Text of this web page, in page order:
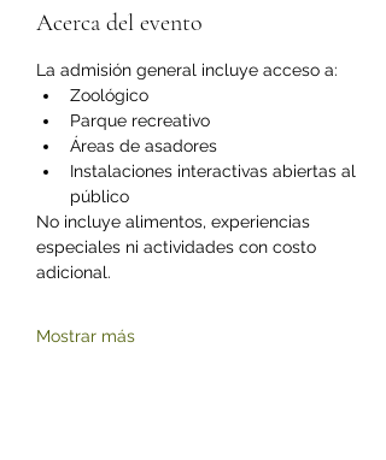
Acerca del evento
La admisión general incluye acceso a:
Zoológico
Parque recreativo
Áreas de asadores
Instalaciones interactivas abiertas al
público
No incluye alimentos, experiencias
especiales ni actividades con costo
adicional.
Mostrar más